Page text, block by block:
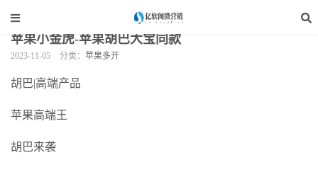
当前位置： 手机软件 > 苹果多开
苹果小金虎-苹果胡巴大宝同款
2023-11-05 分类： 苹果多开
胡巴|高端产品
苹果高端王
胡巴来袭